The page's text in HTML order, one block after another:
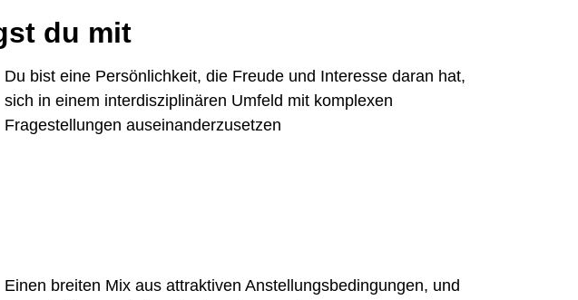
du mit
Du bist eine Persönlichkeit, die Freude und Interesse daran hat,
sich in einem interdisziplinären Umfeld mit komplexen
Fragestellungen auseinanderzusetzen
Einen breiten Mix aus attraktiven Anstellungsbedingungen, und